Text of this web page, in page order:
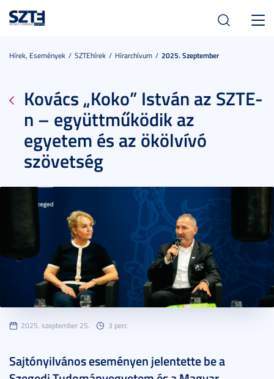
Hírek, Események SZTEhírek Hírarchívum 2025. Szeptember
Kovács „Koko” István az SZTE-
n – együttműködik az
egyetem és az ökölvívó
szövetség
2025. szeptember 25. 3 perc
Sajtónyilvános eseményen jelentette be a